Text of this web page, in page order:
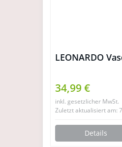
LEONARDO
34,99 €
inkl. gesetzlicher MwSt.
Zuletzt aktualisiert am:
Details